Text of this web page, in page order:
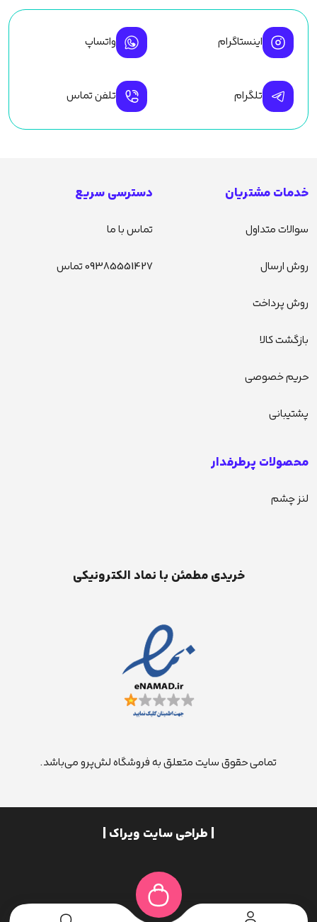
اینستاگرام واتساپ
تلگرام تلفن تماس
خدمات مشتریان
سوالات متداول
روش ارسال
روش پرداخت
بازگشت کالا
حریم خصوصی
پشتیبانی
دسترسی سریع
تماس با ما
09385551427 تماس
محصولات پرطرفدار
لنز چشم
خریدی مطمئن با نماد الکترونیکی
تمامی حقوق سایت متعلق به فروشگاه لش‌پرو می‌باشد.
| طراحی سایت ویراک |